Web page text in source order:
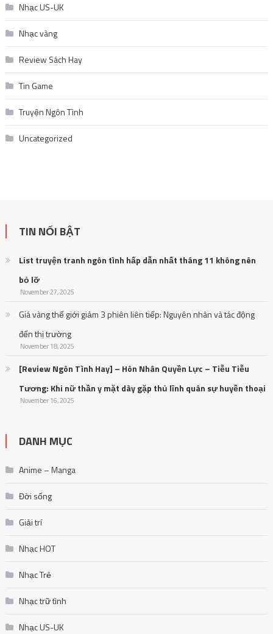
Nhạc US-UK
Nhạc vàng
Review Sách Hay
Tin Game
Truyện Ngôn Tình
Uncategorized
TIN NỔI BẬT
List truyện tranh ngôn tình hấp dẫn nhất tháng 11 không nên
bỏ lỡ
November 27, 2025
Giá vàng thế giới giảm 3 phiên liên tiếp: Nguyên nhân và tác động
đến thị trường
November 18, 2025
[Review Ngôn Tình Hay] – Hôn Nhân Quyền Lực – Tiễu Tiễu
Tương: Khi nữ thần y mặt dày gặp thủ lĩnh quân sự huyền thoại
November 16, 2025
DANH MỤC
Anime – Manga
Đời sống
Giải trí
Nhạc HOT
Nhạc Trẻ
Nhạc trữ tình
Nhạc US-UK